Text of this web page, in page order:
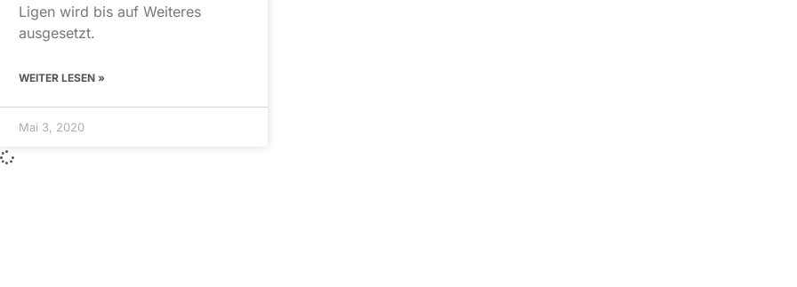
Ligen wird bis auf Weiteres
ausgesetzt.
WEITER LESEN »
Mai 3, 2020